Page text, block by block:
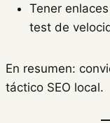
Tener
test de
En resumen:
táctico SEO local.